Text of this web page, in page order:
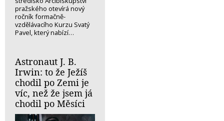
pražského otevírá nový
ročník formačně-
vzdělávacího Kurzu Svatý
Pavel, který nabízí…
Astronaut J. B.
Irwin: to že Ježíš
chodil po Zemi je
víc, než že jsem já
chodil po Měsíci